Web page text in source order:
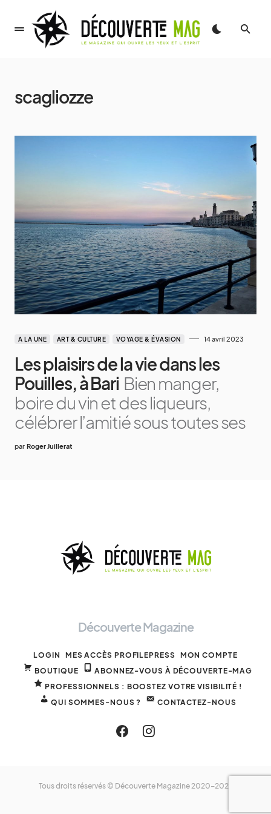
scagliozze
A LA UNE ART & CULTURE VOYAGE & ÉVASION 14 avril 2023
Les plaisirs de la vie dans les
Pouilles, à Bari Bien manger,
boire du vin et des liqueurs,
célébrer l’amitié sous toutes ses
par Roger Juillerat
Découverte Magazine
LOGIN MES ACCÈS PROFILEPRESS MON COMPTE
BOUTIQUE
ABONNEZ-VOUS À DÉCOUVERTE-MAG
PROFESSIONNELS : BOOSTEZ VOTRE VISIBILITÉ !
QUI SOMMES-NOUS ?
CONTACTEZ-NOUS
Tous droits réservés © Découverte Magazine 2020-2025